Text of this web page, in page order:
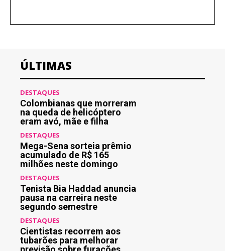
ÚLTIMAS
DESTAQUES
Colombianas que morreram
na queda de helicóptero
eram avó, mãe e filha
DESTAQUES
Mega-Sena sorteia prêmio
acumulado de R$ 165
milhões neste domingo
DESTAQUES
Tenista Bia Haddad anuncia
pausa na carreira neste
segundo semestre
DESTAQUES
Cientistas recorrem aos
tubarões para melhorar